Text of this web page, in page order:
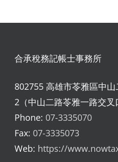
合承稅務記帳士事務所
802755 高雄市苓雅區中
2（中山二路苓雅一路交叉
Phone: 07-3335070
Fax: 07-3335073
Web: https://